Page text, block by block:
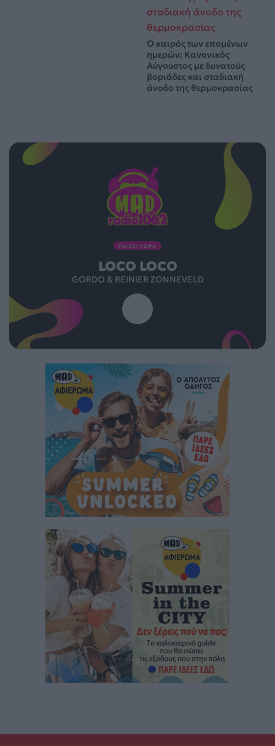
Ο καιρός των επομένων
ημερών: Κανονικός
Αύγουστος με δυνατούς
βοριάδες και σταδιακή
άνοδο της θερμοκρασίας
ΠΑΙΖΕΙ ΤΩΡΑ
LOCO LOCO
GORDO & REINIER ZONNEVELD